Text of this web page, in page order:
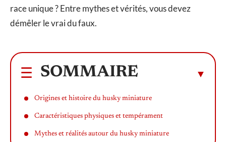
race unique ? Entre mythes et vérités, vous devez
démêler le vrai du faux.
SOMMAIRE
Origines et histoire du husky miniature
Caractéristiques physiques et tempérament
Mythes et réalités autour du husky miniature